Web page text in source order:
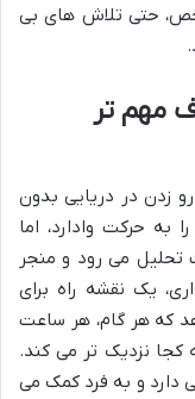
حتی تلاش های بی
مهم تر
زدن در دریایی بدون
به حرکت وادارد، اما
می رود و منجر
یک نقشه راه برای
که هر گام، هر ساعت
کجا نزدیک تر می کند.
دارد و به فرد کمک می